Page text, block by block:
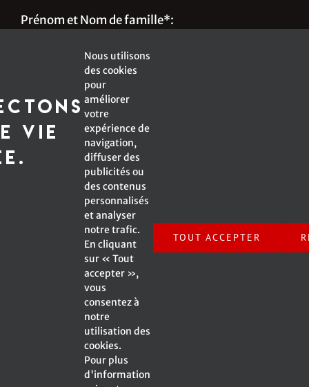
Prénom et Nom de famille*:
*Champ obligatoire
Inscrivez-moi à l'infolettre !
© Copyright -2026 Emmanuelle Caplette | All Rights
Reserved | A Web Site by
vie
Nous utilisons
des cookies
pour
améliorer
votre
expérience de
navigation,
diffuser des
publicités ou
des contenus
personnalisés
et analyser
notre trafic.
En cliquant
sur « Tout
accepter »,
vous
consentez à
notre
utilisation des
cookies.
Pour plus
d'information
TOUT ACCEPTER